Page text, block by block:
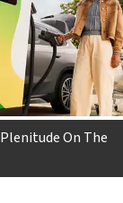
On The